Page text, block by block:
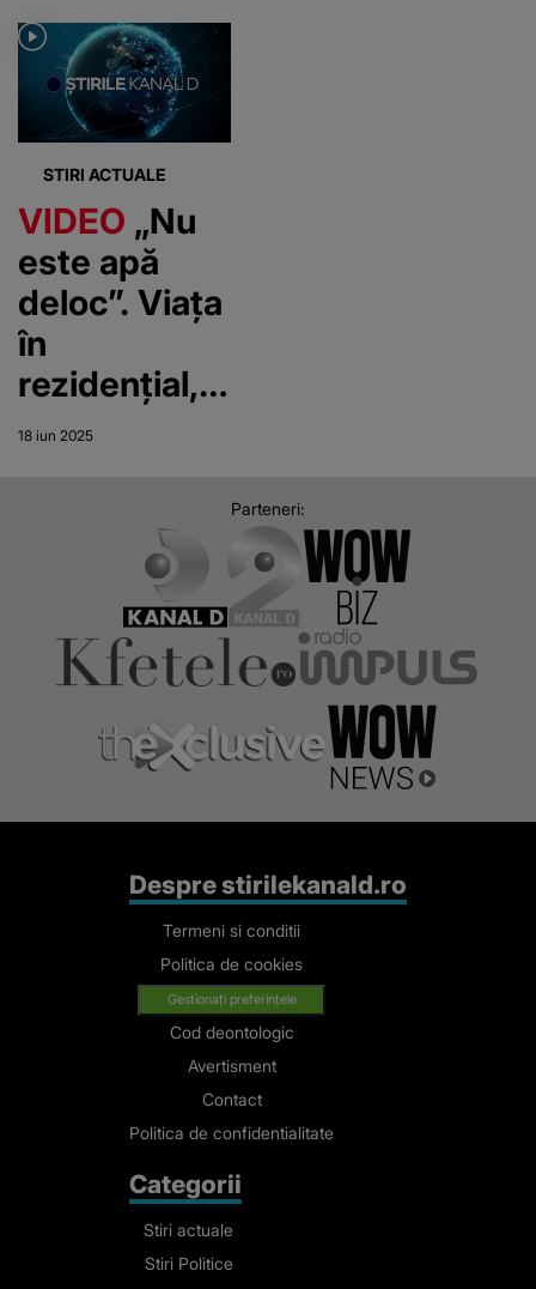
STIRI ACTUALE
VIDEO „Nu
este apă
deloc”. Viața
în
rezidențial,
un coșmar
18 iun 2025
Parteneri:
Despre stirilekanald.ro
Termeni si conditii
Politica de cookies
Gestionați preferințele
Cod deontologic
Avertisment
Contact
Politica de confidentialitate
Categorii
Stiri actuale
Stiri Politice